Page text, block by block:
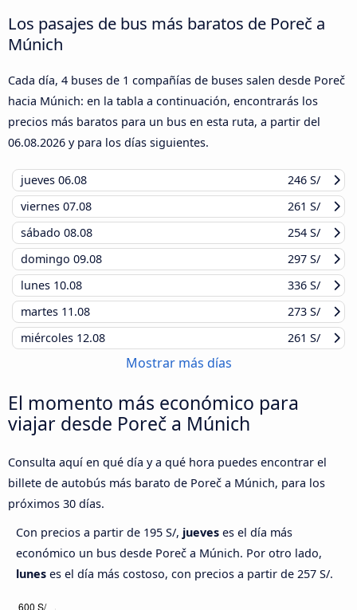
Los pasajes de bus más baratos de Poreč a
Múnich
Cada día, 4 buses de 1 compañías de buses salen desde Poreč
hacia Múnich: en la tabla a continuación, encontrarás los
precios más baratos para un bus en esta ruta, a partir del
06.08.2026 y para los días siguientes.
jueves 06.08
246 S/
viernes 07.08
261 S/
sábado 08.08
254 S/
domingo 09.08
297 S/
lunes 10.08
336 S/
martes 11.08
273 S/
miércoles 12.08 261 S/
Mostrar más días
El momento más económico para
viajar desde Poreč a Múnich
Consulta aquí en qué día y a qué hora puedes encontrar el
billete de autobús más barato de Poreč a Múnich, para los
próximos 30 días.
Con precios a partir de 195 S/, jueves es el día más
económico un bus desde Poreč a Múnich. Por otro lado,
lunes es el día más costoso, con precios a partir de 257 S/.